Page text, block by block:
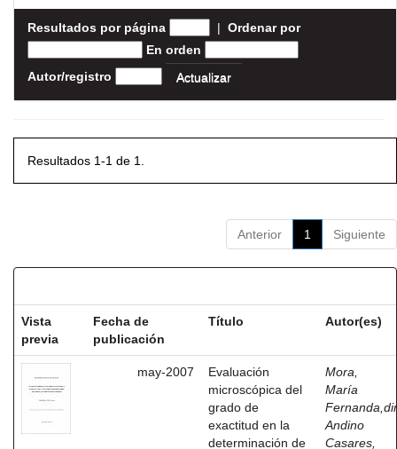
Resultados por página | Ordenar por
En orden
Autor/registro
Resultados 1-1 de 1.
Anterior 1 Siguiente
Vista
previa
Fecha de
publicación
Título Autor(es)
may-2007
Evaluación
microscópica del
grado de
exactitud en la
determinación de
Mora,
María
Andino
Casares,